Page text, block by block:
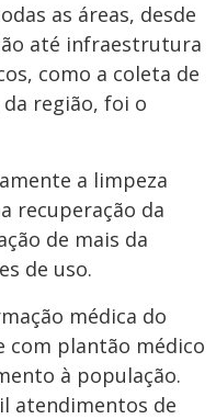
as áreas, desde
até infraestrutura
como a coleta de
da região, foi o
a limpeza
recuperação da
de mais da
de uso.
médica do
com plantão médico
à população.
atendimentos de